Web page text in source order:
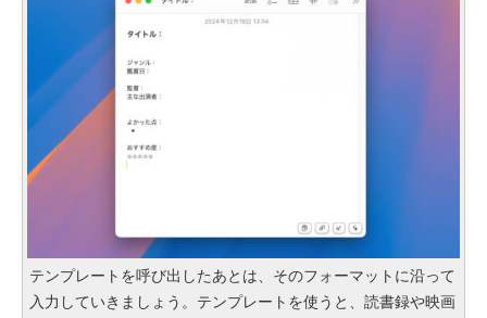
テンプレートを呼び出したあとは、そのフォーマットに沿って
入力していきましょう。テンプレートを使うと、読書録や映画